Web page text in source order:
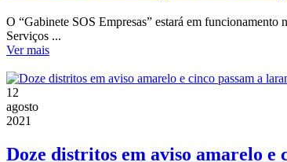
O “Gabinete SOS Empresas” estará em
Serviços ...
Ver mais
12
agosto
2021
Doze distritos em aviso amarelo e